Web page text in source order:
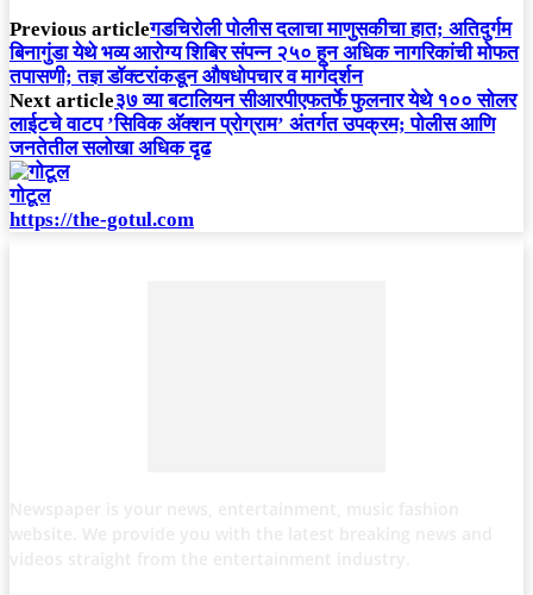
Previous articleगडचिरोली पोलीस दलाचा माणुसकीचा हात; अतिदुर्गम
बिनागुंडा येथे भव्य आरोग्य शिबिर संपन्न २५० हून अधिक नागरिकांची मोफत
तपासणी; तज्ञ डॉक्टरांकडून औषधोपचार व मार्गदर्शन
Next article३७ व्या बटालियन सीआरपीएफतर्फे फुलनार येथे १०० सोलर
लाईटचे वाटप ​’सिविक अ‍ॅक्शन प्रोग्राम’ अंतर्गत उपक्रम; पोलीस आणि
जनतेतील सलोखा अधिक दृढ
गोटूल
https://the-gotul.com